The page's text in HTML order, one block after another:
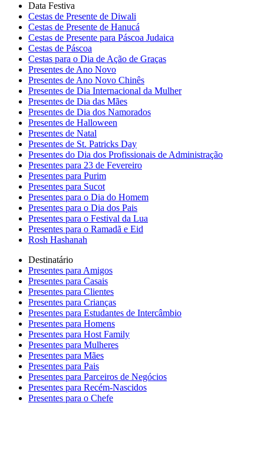
Data Festiva
Cestas de Presente de Diwali
Cestas de Presente de Hanucá
Cestas de Presente para Páscoa Judaica
Cestas de Páscoa
Cestas para o Dia de Ação de Graças
Presentes de Ano Novo
Presentes de Ano Novo Chinês
Presentes de Dia Internacional da Mulher
Presentes de Dia das Mães
Presentes de Dia dos Namorados
Presentes de Halloween
Presentes de Natal
Presentes de St. Patricks Day
Presentes do Dia dos Profissionais de Administração
Presentes para 23 de Fevereiro
Presentes para Purim
Presentes para Sucot
Presentes para o Dia do Homem
Presentes para o Dia dos Pais
Presentes para o Festival da Lua
Presentes para o Ramadã e Eid
Rosh Hashanah
Destinatário
Presentes para Amigos
Presentes para Casais
Presentes para Clientes
Presentes para Crianças
Presentes para Estudantes de Intercâmbio
Presentes para Homens
Presentes para Host Family
Presentes para Mulheres
Presentes para Mães
Presentes para Pais
Presentes para Parceiros de Negócios
Presentes para Recém-Nascidos
Presentes para o Chefe